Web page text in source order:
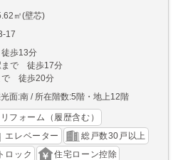
㎡(壁芯)
17
歩13分
まで 徒歩17分
で 徒歩20分
面:南 所在階数:5階・地上12階
リフォーム（履歴含む）
エレベーター
総戸数30戸以上
ロック 住宅ローン控除